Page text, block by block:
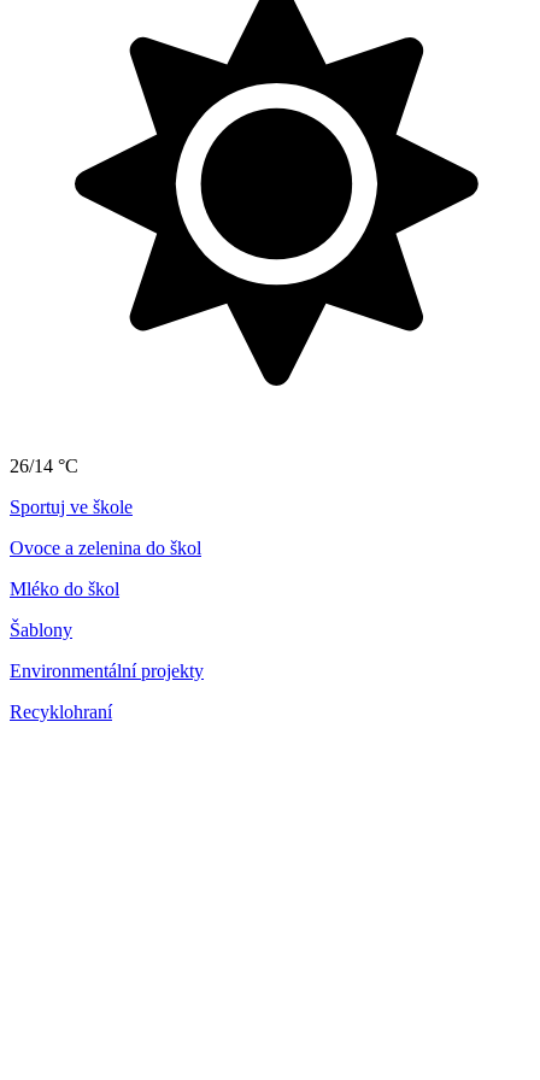
26/14 °C
Sportuj ve škole
Ovoce a zelenina do škol
Mléko do škol
Šablony
Environmentální projekty
Recyklohraní